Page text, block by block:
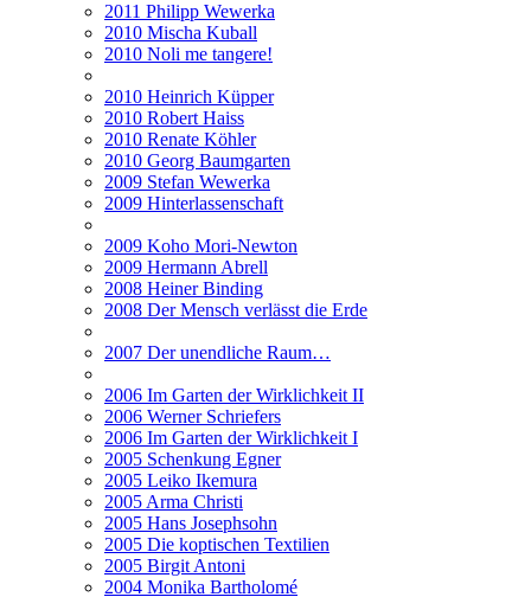
2011 Philipp Wewerka
2010 Mischa Kuball
2010 Noli me tangere!
2010 Heinrich Küpper
2010 Robert Haiss
2010 Renate Köhler
2010 Georg Baumgarten
2009 Stefan Wewerka
2009 Hinterlassenschaft
2009 Koho Mori-Newton
2009 Hermann Abrell
2008 Heiner Binding
2008 Der Mensch verlässt die Erde
2007 Der unendliche Raum…
2006 Im Garten der Wirklichkeit II
2006 Werner Schriefers
2006 Im Garten der Wirklichkeit I
2005 Schenkung Egner
2005 Leiko Ikemura
2005 Arma Christi
2005 Hans Josephsohn
2005 Die koptischen Textilien
2005 Birgit Antoni
2004 Monika Bartholomé